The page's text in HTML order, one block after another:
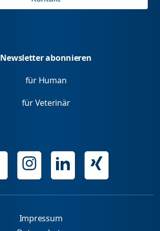
Newsletter abonnieren
für Human
für Veterinär
Impressum